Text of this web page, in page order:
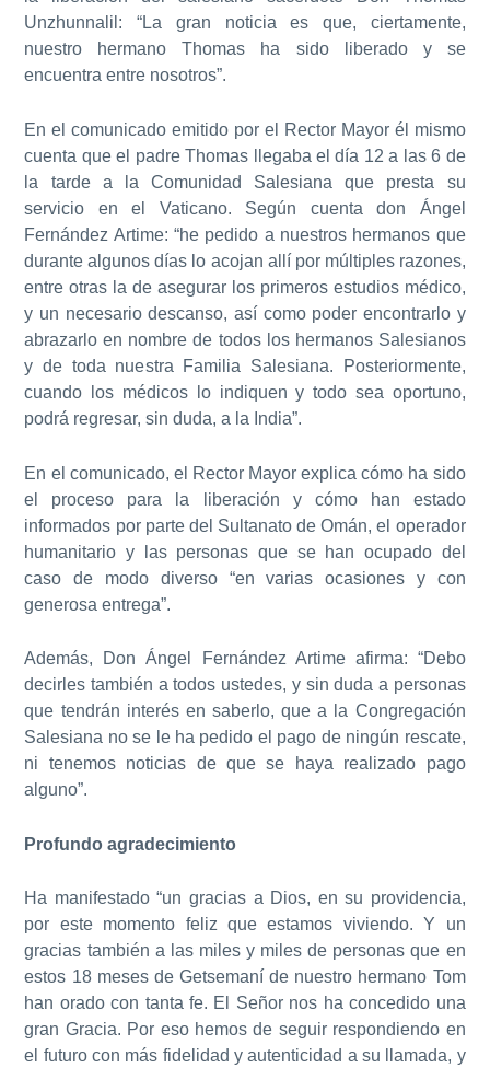
Unzhunnalil: “La gran noticia es que, ciertamente,
nuestro hermano Thomas ha sido liberado y se
encuentra entre nosotros”.
En el comunicado emitido por el Rector Mayor él mismo
cuenta que el padre Thomas llegaba el día 12 a las 6 de
la tarde a la Comunidad Salesiana que presta su
servicio en el Vaticano. Según cuenta don Ángel
Fernández Artime: “he pedido a nuestros hermanos que
durante algunos días lo acojan allí por múltiples razones,
entre otras la de asegurar los primeros estudios médico,
y un necesario descanso, así como poder encontrarlo y
abrazarlo en nombre de todos los hermanos Salesianos
y de toda nuestra Familia Salesiana. Posteriormente,
cuando los médicos lo indiquen y todo sea oportuno,
podrá regresar, sin duda, a la India”.
En el comunicado, el Rector Mayor explica cómo ha sido
el proceso para la liberación y cómo han estado
informados por parte del Sultanato de Omán, el operador
humanitario y las personas que se han ocupado del
caso de modo diverso “en varias ocasiones y con
generosa entrega”.
Además, Don Ángel Fernández Artime afirma: “Debo
decirles también a todos ustedes, y sin duda a personas
que tendrán interés en saberlo, que a la Congregación
Salesiana no se le ha pedido el pago de ningún rescate,
ni tenemos noticias de que se haya realizado pago
alguno”.
Profundo agradecimiento
Ha manifestado “un gracias a Dios, en su providencia,
por este momento feliz que estamos viviendo. Y un
gracias también a las miles y miles de personas que en
estos 18 meses de Getsemaní de nuestro hermano Tom
han orado con tanta fe. El Señor nos ha concedido una
gran Gracia. Por eso hemos de seguir respondiendo en
el futuro con más fidelidad y autenticidad a su llamada, y